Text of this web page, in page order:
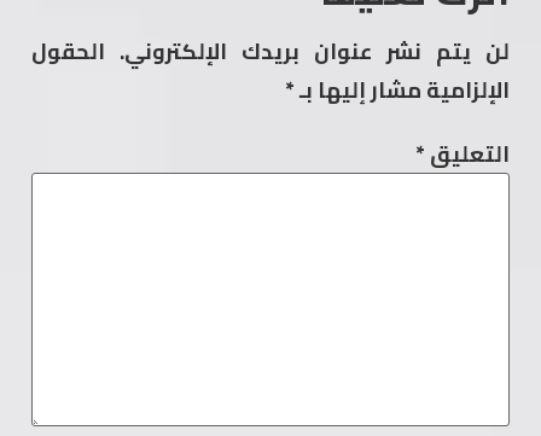
لن يتم نشر عنوان بريدك الإلكتروني. الحقول
الإلزامية مشار إليها بـ *
التعليق*